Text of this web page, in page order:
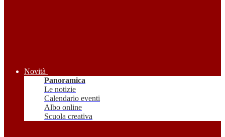
Novità
Panoramica
Le notizie
Calendario eventi
Albo online
Scuola creativa